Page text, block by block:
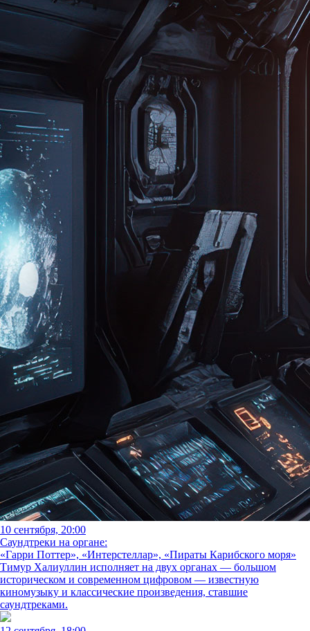
10 сентября, 20:00
Саундтреки на органе:
«Гарри Поттер», «Интерстеллар», «Пираты Карибского моря»
Тимур Халиуллин исполняет на двух органах — большом
историческом и современном цифровом — известную
киномузыку и классические произведения, ставшие
саундтреками.